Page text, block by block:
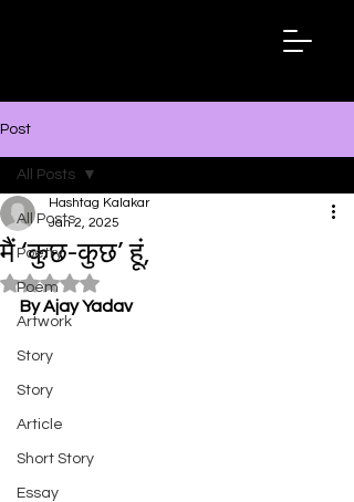
Post
All Posts
Poetry
Poem
Artwork
Story
Story
Article
Short Story
Essay
All Posts
मैं ‘कुछ-कुछ’ हूं,
Hashtag Kalakar
Jan 2, 2025
Rated NaN out of 5 stars.
By Ajay Yadav